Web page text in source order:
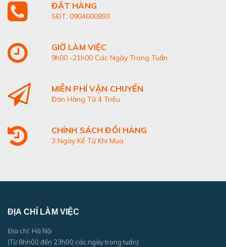
ĐẶT HÀNG
SĐT: 0904600893
GIỜ LÀM VIỆC
9h00 -21h00 Các Ngày Trong Tuần
MIỄN PHÍ VẬN CHUYỂN
Đơn Hàng Từ 4 Triệu
CHÍNH SÁCH ĐỔI HÀNG
3 Ngày Kể Từ Khi Mua
ĐỊA CHỈ LÀM VIỆC
Địa chỉ: Hà Nội
(Từ 8hh00 đến 23h00 các ngày trong tuần)